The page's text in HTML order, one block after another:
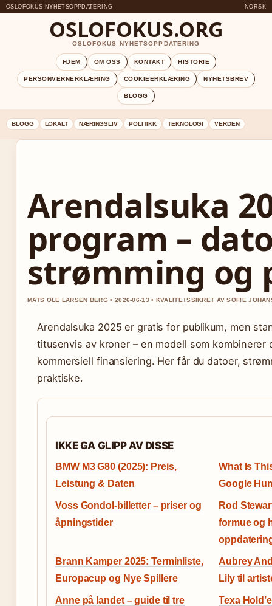
OSLOFOKUS NYHETSOPPDATERING NORSK
OSLOFOKUS.ORG
OSLOFOKUS NYHETSOPPDATERING
HJEM OM OSS KONTAKT HISTORIE
PERSONVERNERKLÆRING COOKIEERKLÆRING NYHETSBREV
BLOGG
BLOGG LOKALT NÆRINGSLIV POLITIKK TEKNOLOGI VERDEN
Arendalsuka
program –
strømming og
MATS OLE LARSEN BERG • 2026-06-13 • KVALITETSSIKRET AV SOFIE
Arendalsuka 2025 er gratis for publikum, men
titusenvis av kroner – en modell som kombinerer
kommersiell finansiering. Her får du datoer,
praktiske.
IKKE GA GLIPP AV DISSE
BMW M3 G80 (2025): Preis,
Leistung & Daten
What Is
Google
Voss Gondol-billetter – priser og
åpningstider
Rod
formue og
Brann Kamper 2025: Terminliste,
Europacup og Nye Spillere
Aubrey
Lily til
Anne på landet – guide til tre
Texa